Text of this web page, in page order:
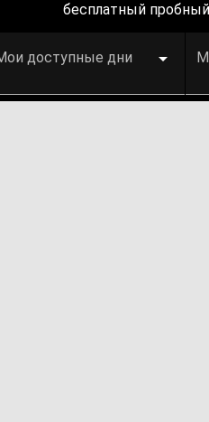
бесплатный
доступные дни